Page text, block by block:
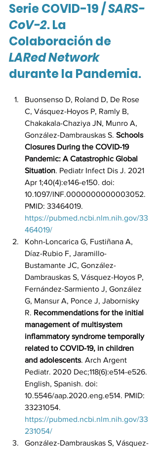
Serie COVID-19 / SARS-
CoV-2. La
Colaboración de
LARed Network
durante la Pandemia.
Buonsenso D, Roland D, De Rose
C, Vásquez-Hoyos P, Ramly B,
Chakakala-Chaziya JN, Munro A,
González-Dambrauskas S. Schools
Closures During the COVID-19
Pandemic: A Catastrophic Global
Situation. Pediatr Infect Dis J. 2021
Apr 1;40(4):e146-e150. doi:
10.1097/INF.0000000000003052.
PMID: 33464019.
https://pubmed.ncbi.nlm.nih.gov/33
464019/
Kohn-Loncarica G, Fustiñana A,
Díaz-Rubio F, Jaramillo-
Bustamante JC, González-
Dambrauskas S, Vásquez-Hoyos P,
Fernández-Sarmiento J, González
G, Mansur A, Ponce J, Jabornisky
R. Recommendations for the initial
management of multisystem
inflammatory syndrome temporally
related to COVID-19, in children
and adolescents. Arch Argent
Pediatr. 2020 Dec;118(6):e514-e526.
English, Spanish. doi:
10.5546/aap.2020.eng.e514. PMID:
33231054.
https://pubmed.ncbi.nlm.nih.gov/33
231054/
González-Dambrauskas S, Vásquez-